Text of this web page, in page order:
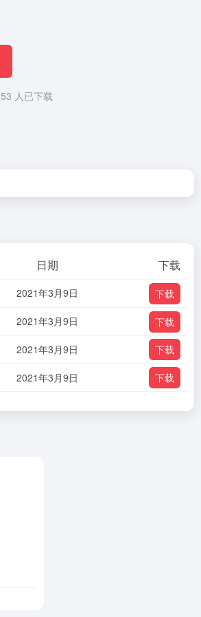
53 人已下载
日期 下载
2021年3月9日 下载
2021年3月9日 下载
2021年3月9日 下载
2021年3月9日 下载